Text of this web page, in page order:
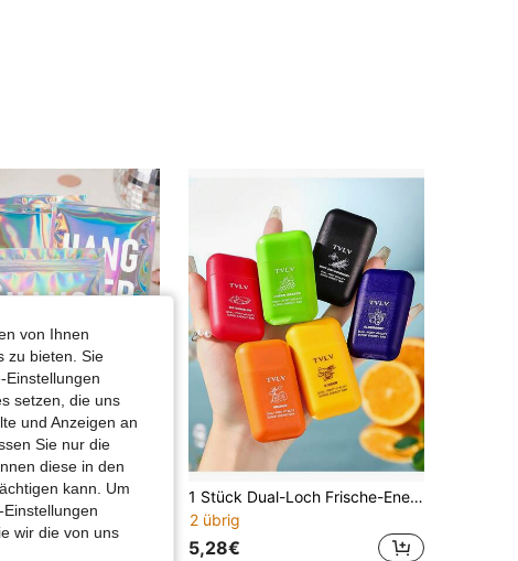
4,83 256
1 Stück Dual-Loch Frische-Energie-Stick, Minz-Frucht-Geschmack, Anti-Müdigkeit für den Unterricht, erfrischend zum Autofahren, ätherischer Öl-Stick, geeignet als Weihnachtsgeschenk für Freunde und Familie
2 übrig
5,28€
von Ihnen
zu bieten. Sie
Einstellungen
setzen, die uns
und Anzeigen an
Sie nur die
diese in den
kann. Um
wir die von uns